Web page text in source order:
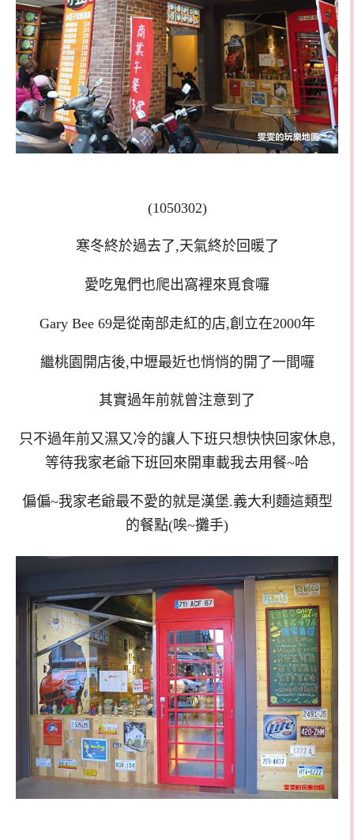
(1050302)
寒冬終於過去了,天氣終於回暖了
愛吃鬼們也爬出窩裡來覓食囉
Gary Bee 69是從南部走紅的店,創立在2000年
繼桃園開店後,中壢最近也悄悄的開了一間囉
其實過年前就曾注意到了
只不過年前又濕又冷的讓人下班只想快快回家休息,
等待我家老爺下班回來開車載我去用餐~哈
偏偏~我家老爺最不愛的就是漢堡.義大利麵這類型
的餐點(唉~攤手)